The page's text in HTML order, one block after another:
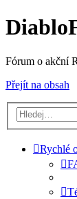
Fórum o akční
Přejít na obsah
Rychlé